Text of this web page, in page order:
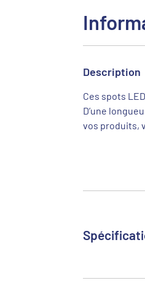
Description
Ces spots
D’une
vos produits,